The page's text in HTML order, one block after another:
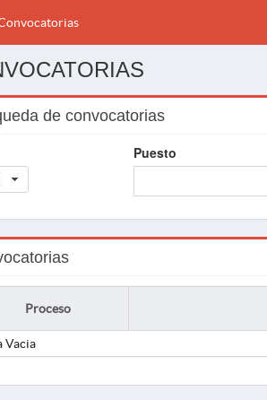
de convocatorias
Puesto
Proceso
Vacia